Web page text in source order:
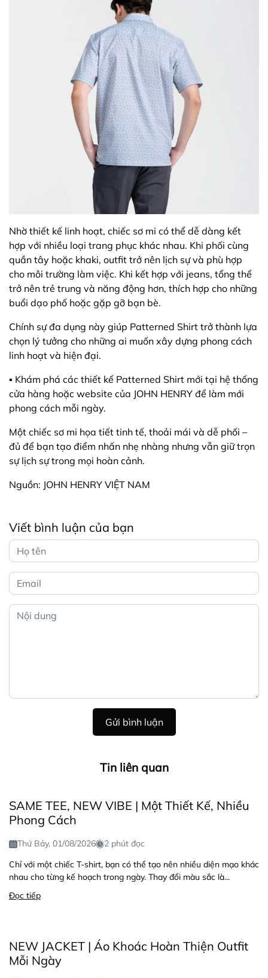
Nhờ thiết kế linh hoạt, chiếc sơ mi có thể dễ dàng kết
hợp với nhiều loại trang phục khác nhau. Khi phối cùng
quần tây hoặc khaki, outfit trở nên lịch sự và phù hợp
cho môi trường làm việc. Khi kết hợp với jeans, tổng thể
trở nên trẻ trung và năng động hơn, thích hợp cho những
buổi dạo phố hoặc gặp gỡ bạn bè.
Chính sự đa dụng này giúp Patterned Shirt trở thành lựa
chọn lý tưởng cho những ai muốn xây dựng phong cách
linh hoạt và hiện đại.
▪️ Khám phá các thiết kế Patterned Shirt mới tại hệ thống
cửa hàng hoặc website của JOHN HENRY để làm mới
phong cách mỗi ngày.
Một chiếc sơ mi họa tiết tinh tế, thoải mái và dễ phối –
đủ để bạn tạo điểm nhấn nhẹ nhàng nhưng vẫn giữ trọn
sự lịch sự trong mọi hoàn cảnh.
Nguồn: JOHN HENRY VIỆT NAM
Viết bình luận của bạn
Gửi bình luận
Tin liên quan
SAME TEE, NEW VIBE | Một Thiết Kế, Nhiều
Phong Cách
Thứ Bảy, 01/08/2026
2 phút đọc
Chỉ với một chiếc T-shirt, bạn có thể tạo nên nhiều diện mạo khác
nhau cho từng kế hoạch trong ngày. Thay đổi màu sắc là...
Đọc tiếp
NEW JACKET | Áo Khoác Hoàn Thiện Outfit
Mỗi Ngày